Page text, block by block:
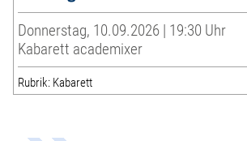
Donnerstag, 10.09.2026 | 19:30 Uhr
Kabarett academixer
Rubrik: Kabarett